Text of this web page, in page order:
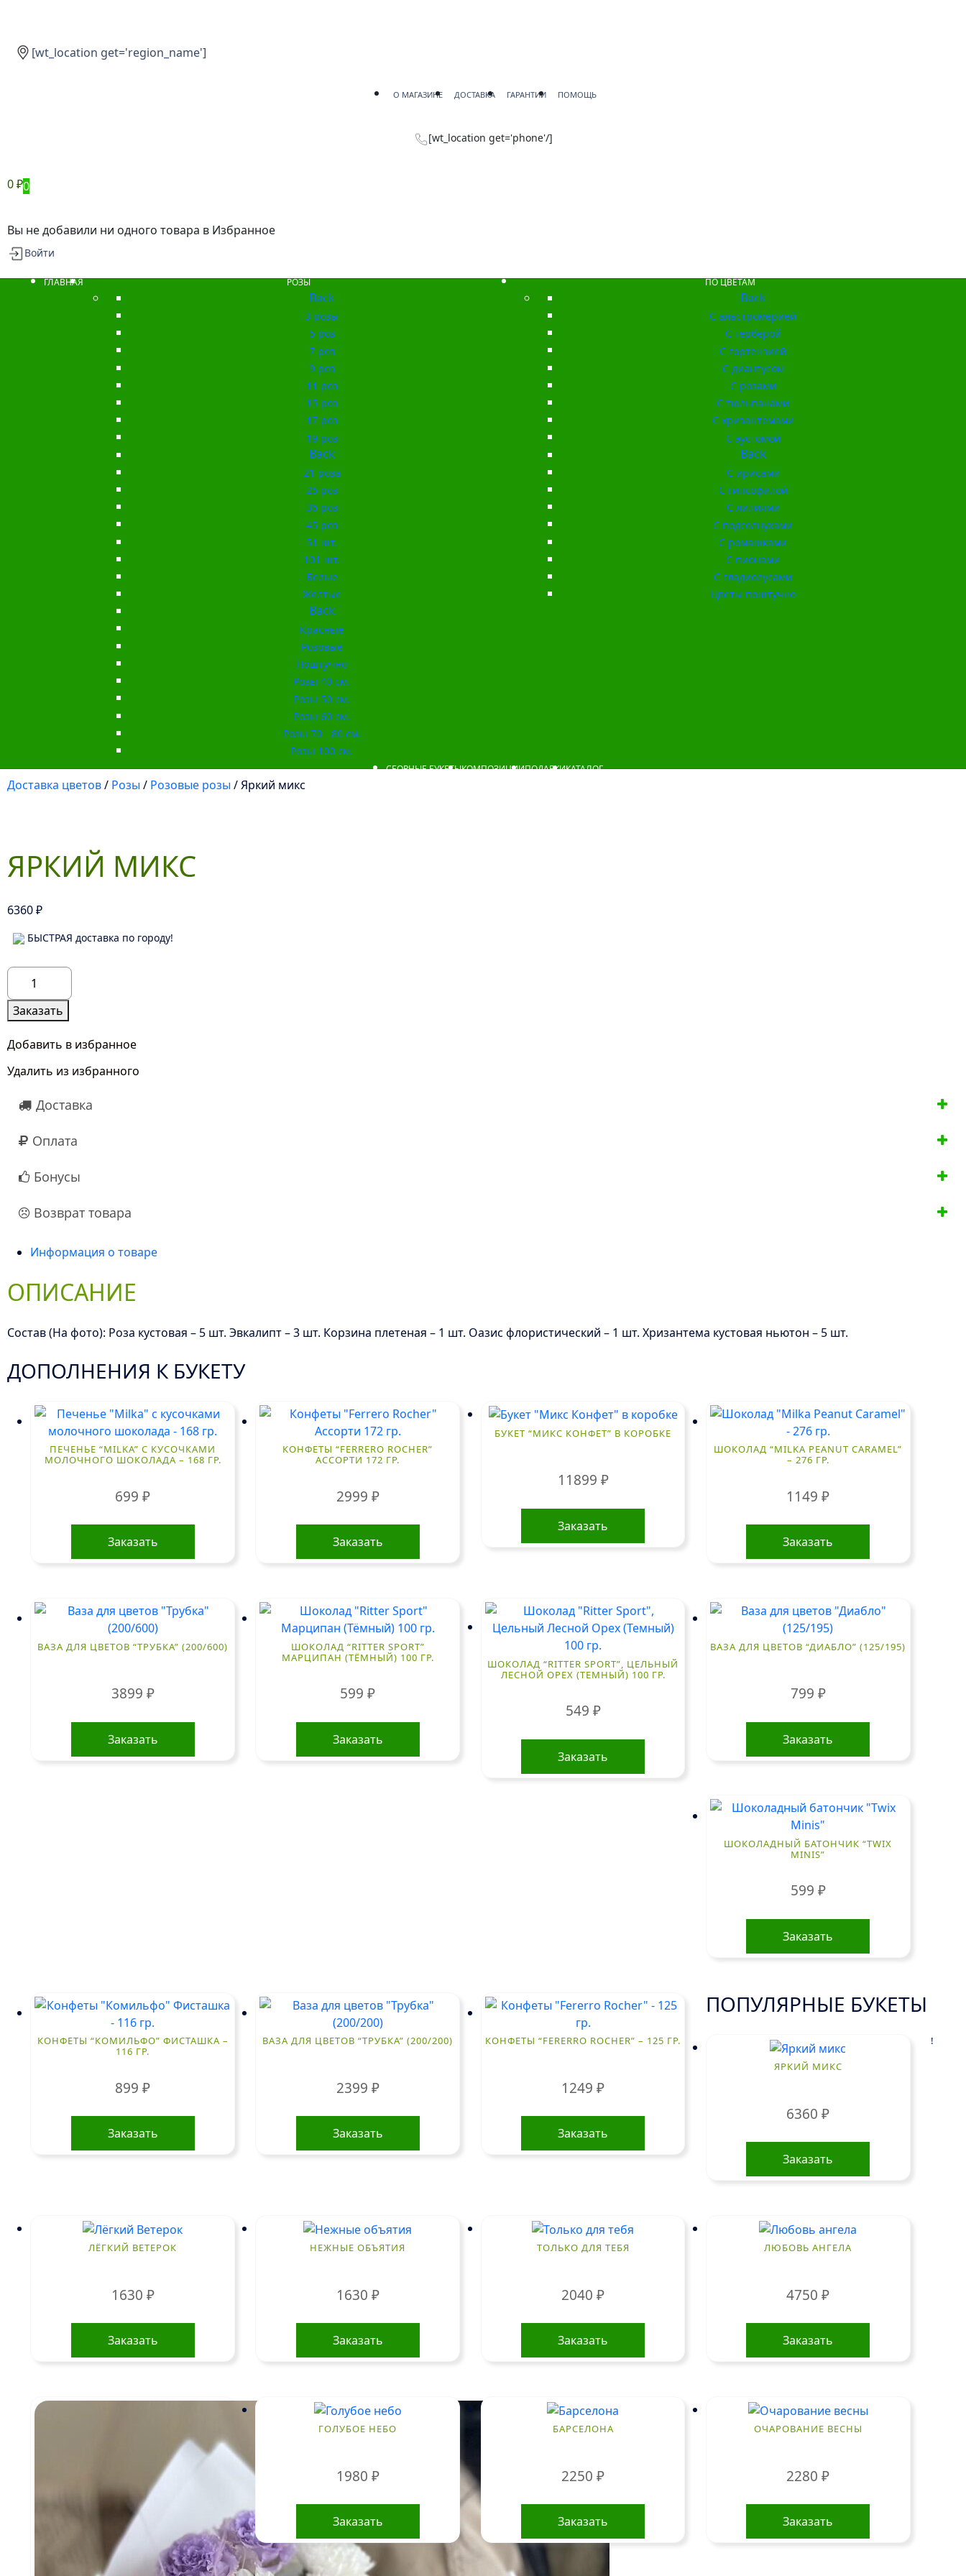
[wt_location get='region_name']
О МАГАЗИНЕ ДОСТАВКА ГАРАНТИИ ПОМОЩЬ
[wt_location get='phone'/]
0₽0
Вы не добавили ни одного товара в Избранное
Войти
ГЛАВНАЯ РОЗЫ
Back
3 розы
5 роз
7 роз
9 роз
11 роз
15 роз
17 роз
19 роз
Back
21 роза
25 роз
35 роз
45 роз
51 шт.
101 шт.
Белые
Жёлтые
Back
Красные
Розовые
Поштучно
Розы 40 см.
Розы 50 см.
Розы 60 см.
Розы 70 - 80 см.
Розы 100 см.
ПО ЦВЕТАМ
Back
С альстромерией
С герберой
С гортензией
С диантусом
С розами
С тюльпанами
С хризантемами
С эустомой
Back
С ирисами
С гипсофилой
С лилиями
С подсолнухами
С ромашками
С пионами
С гладиолусами
Цветы поштучно
СБОРНЫЕ БУКЕТЫКОМПОЗИЦИИПОДАРКИКАТАЛОГ
Доставка цветов/ Розы / Розовые розы / Яркий микс
ЯРКИЙ МИКС
6360₽
БЫСТРАЯ доставка по городу!
Количество
товара
Яркий
микс
Заказать
Добавить в избранное
Удалить из избранного
Доставка
Оплата
Бонусы
Возврат товара
Информация о товаре
ОПИСАНИЕ
Состав (На фото): Роза кустовая – 5 шт. Эвкалипт – 3 шт. Корзина плетеная – 1 шт. Оазис флористический – 1 шт. Хризантема кустовая ньютон – 5 шт.
ДОПОЛНЕНИЯ К БУКЕТУ
ПЕЧЕНЬЕ “MILKA” С КУСОЧКАМИ
МОЛОЧНОГО ШОКОЛАДА – 168 ГР.
699₽
Заказать
КОНФЕТЫ “FERRERO ROCHER”
АССОРТИ 172 ГР.
2999 ₽
Заказать
БУКЕТ “МИКС КОНФЕТ” В КОРОБКЕ
11899 ₽
Заказать
ШОКОЛАД “MILKA PEANUT CARAMEL”
– 276 ГР.
1149₽
Заказать
ВАЗА ДЛЯ ЦВЕТОВ “ТРУБКА” (200/600)
3899 ₽
Заказать
ШОКОЛАД “RITTER SPORT”
МАРЦИПАН (ТЁМНЫЙ) 100 ГР.
599₽
Заказать
ШОКОЛАД “RITTER SPORT”, ЦЕЛЬНЫЙ
ЛЕСНОЙ ОРЕХ (ТЕМНЫЙ) 100 ГР.
549 ₽
Заказать
ВАЗА ДЛЯ ЦВЕТОВ “ДИАБЛО” (125/195)
799 ₽
Заказать
ШОКОЛАДНЫЙ БАТОНЧИК “TWIX
MINIS”
599 ₽
Заказать
КОНФЕТЫ “КОМИЛЬФО” ФИСТАШКА –
116 ГР.
899₽
Заказать
ВАЗА ДЛЯ ЦВЕТОВ “ТРУБКА” (200/200)
2399 ₽
Заказать
КОНФЕТЫ “FERERRO ROCHER” – 125 ГР.
1249 ₽
Заказать
ПОПУЛЯРНЫЕ БУКЕТЫ
ЯРКИЙ МИКС
6360₽
Заказать
ЛЁГКИЙ ВЕТЕРОК
1630 ₽
Заказать
НЕЖНЫЕ ОБЪЯТИЯ
1630 ₽
Заказать
ТОЛЬКО ДЛЯ ТЕБЯ
2040 ₽
Заказать
ЛЮБОВЬ АНГЕЛА
4750₽
Заказать
ГОЛУБОЕ НЕБО
1980 ₽
Заказать
БАРСЕЛОНА
2250 ₽
Заказать
ОЧАРОВАНИЕ ВЕСНЫ
2280₽
Заказать
!